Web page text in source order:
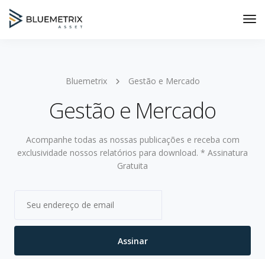
Bluemetrix Gestão e Mercado
Gestão e Mercado
Acompanhe todas as nossas publicações e receba com
exclusividade nossos relatórios para download. * Assinatura
Gratuita